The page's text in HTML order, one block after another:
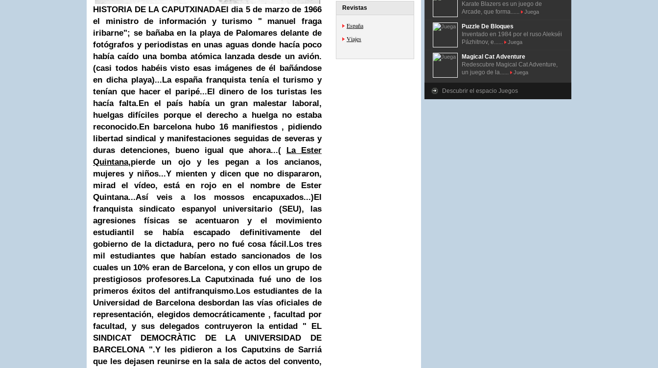
HISTORIA DE LA CAPUTXINADAEl dia 5 de marzo de 1966
el ministro de información y turismo " manuel fraga
iribarne"; se bañaba en la playa de Palomares delante de
fotógrafos y periodistas en unas aguas donde hacía poco
había caído una bomba atómica lanzada desde un avión.
(casi todos habéis visto esas imágenes de él bañándose
en dicha playa)...La españa franquista tenía el turismo y
tenían que hacer el paripé...El dinero de los turistas les
hacía falta.En el país había un gran malestar laboral,
huelgas difíciles porque el derecho a huelga no estaba
reconocido.En barcelona hubo 16 manifiestos , pidiendo
libertad sindical y manifestaciones seguidas de severas y
duras detenciones, bueno igual que ahora...( LaEster
Quintana,pierde un ojo y les pegan a los ancianos,
mujeres y niños...Y mienten y dicen que no dispararon,
mirad el vídeo, está en rojo en el nombre de Ester
Quintana...Así veis a los mossos encapuxados...)El
franquista sindicato espanyol universitario (SEU), las
agresiones físicas se acentuaron y el movimiento
estudiantil se había escapado definitivamente del
gobierno de la dictadura, pero no fué cosa fácil.Los tres
mil estudiantes que habían estado sancionados de los
cuales un 10% eran de Barcelona, y con ellos un grupo de
prestigiosos profesores.La Caputxinada fué uno de los
primeros éxitos del antifranquismo.Los estudiantes de la
Universidad de Barcelona desbordan las vías oficiales de
representación, elegidos democráticamente , facultad por
facultad, y sus delegados contruyeron la entidad " EL
SINDICAT DEMOCRÀTIC DE LA UNIVERSIDAD DE
BARCELONA ".Y les pidieron a los Caputxins de Sarriá
que les dejasen reunirse en la sala de actos del convento,
Revistas
España
Viajes
Karate Blazers es un juego de
Arcade, que forma......
Juega
Puzzle De Bloques
Inventado en 1984 por el ruso Alekséi
Pázhitnov, e......
Juega
Magical Cat Adventure
Redescubre Magical Cat Adventure,
un juego de la......
Juega
Descubrir el espacio Juegos